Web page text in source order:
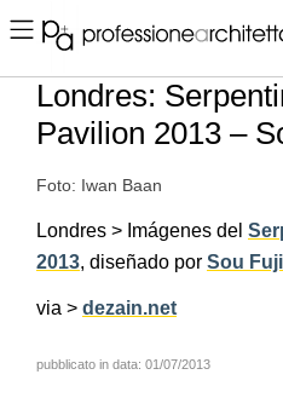
Home ▪ news ▪ es ▪ Londres:
Londres:
Pavilion 2013 –
Foto: Iwan Baan
Londres > Imágenes del
2013, diseñado por Sou
via > dezain.net
pubblicato in data: 01/07/2013